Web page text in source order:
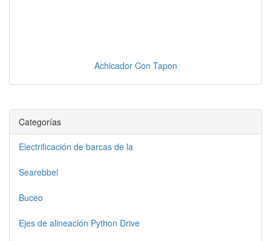
Achicador Con Tapon
Categorías
Electrificación de barcas de la
Searebbel
Buceo
Ejes de alineación Python Drive